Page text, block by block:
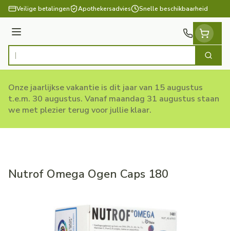
Ga naar de inhoud
Veilige betalingen Apothekersadvies Snelle beschikbaarheid
Menu
Product, merk, categorie... Zoek
Onze jaarlijkse vakantie is dit jaar van 15 augustus
t.e.m. 30 augustus. Vanaf maandag 31 augustus staan
we met plezier terug voor jullie klaar.
Nutrof Omega Ogen Caps 180